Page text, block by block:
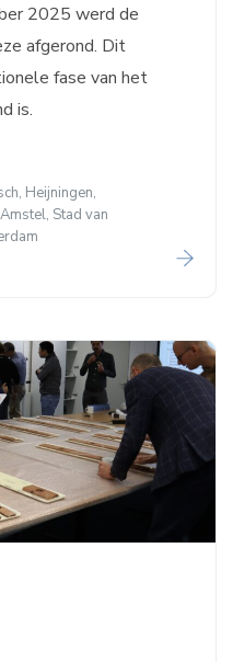
2025 werd de
afgerond. Dit
fase van het
is.
Heijningen,
Stad van